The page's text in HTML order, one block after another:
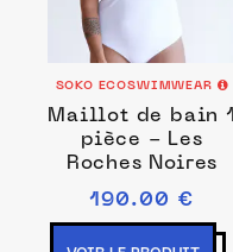
SOKO ECOSWIMWEAR
Maillot de bain 1
pièce - Les
Roches Noires
190.00 €